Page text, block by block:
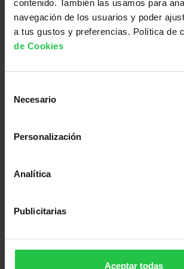
contenido. También las usamos para
navegación de los usuarios y poder
a tus gustos y preferencias. Política de
de Cookies
Necesario
Personalización
Analítica
Publicitarias
Aceptar todas
¿Qué es un
Los cuidados paliativos
oncológica se ofrecen
llevándose a cabo por un